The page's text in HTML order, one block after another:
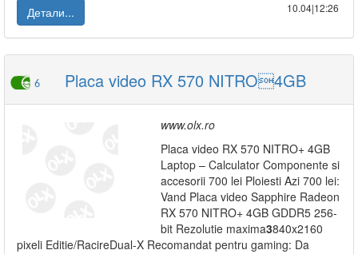
Детали...
10.04|12:26
6 Placa video RX 570 NITRO4GB
www.olx.ro
Placa video RX 570 NITRO+ 4GB
Laptop – Calculator Componente si
accesorii 700 lei Ploiesti Azi 700 lei:
Vand Placa video Sapphire Radeon
RX 570 NITRO+ 4GB GDDR5 256-
bit Rezolutie maxima3840x2160
pixeli Editie/RacireDual-X Recomandat pentru gaming: Da